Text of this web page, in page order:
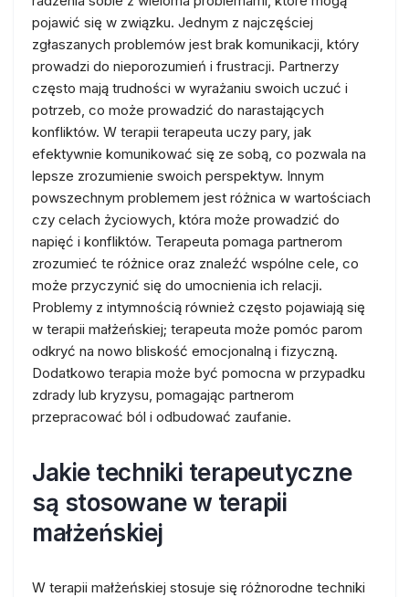
pojawić się w związku. Jednym z najczęściej
zgłaszanych problemów jest brak komunikacji, który
prowadzi do nieporozumień i frustracji. Partnerzy
często mają trudności w wyrażaniu swoich uczuć i
potrzeb, co może prowadzić do narastających
konfliktów. W terapii terapeuta uczy pary, jak
efektywnie komunikować się ze sobą, co pozwala na
lepsze zrozumienie swoich perspektyw. Innym
powszechnym problemem jest różnica w wartościach
czy celach życiowych, która może prowadzić do
napięć i konfliktów. Terapeuta pomaga partnerom
zrozumieć te różnice oraz znaleźć wspólne cele, co
może przyczynić się do umocnienia ich relacji.
Problemy z intymnością również często pojawiają się
w terapii małżeńskiej; terapeuta może pomóc parom
odkryć na nowo bliskość emocjonalną i fizyczną.
Dodatkowo terapia może być pomocna w przypadku
zdrady lub kryzysu, pomagając partnerom
przepracować ból i odbudować zaufanie.
Jakie techniki terapeutyczne
są stosowane w terapii
małżeńskiej
W terapii małżeńskiej stosuje się różnorodne techniki